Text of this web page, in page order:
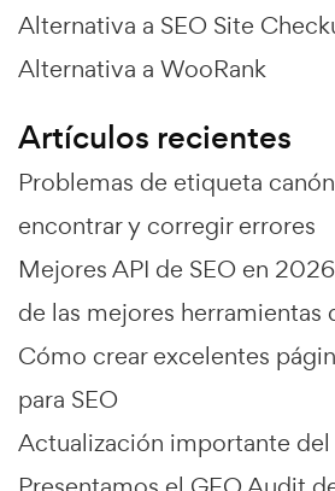
Alternativa a SEO Site
Alternativa a WooRank
Artículos recientes
Problemas de etiqueta
encontrar y corregir errores
Mejores API de SEO en
de las mejores herramientas
Cómo crear excelentes
para SEO
Actualización importante